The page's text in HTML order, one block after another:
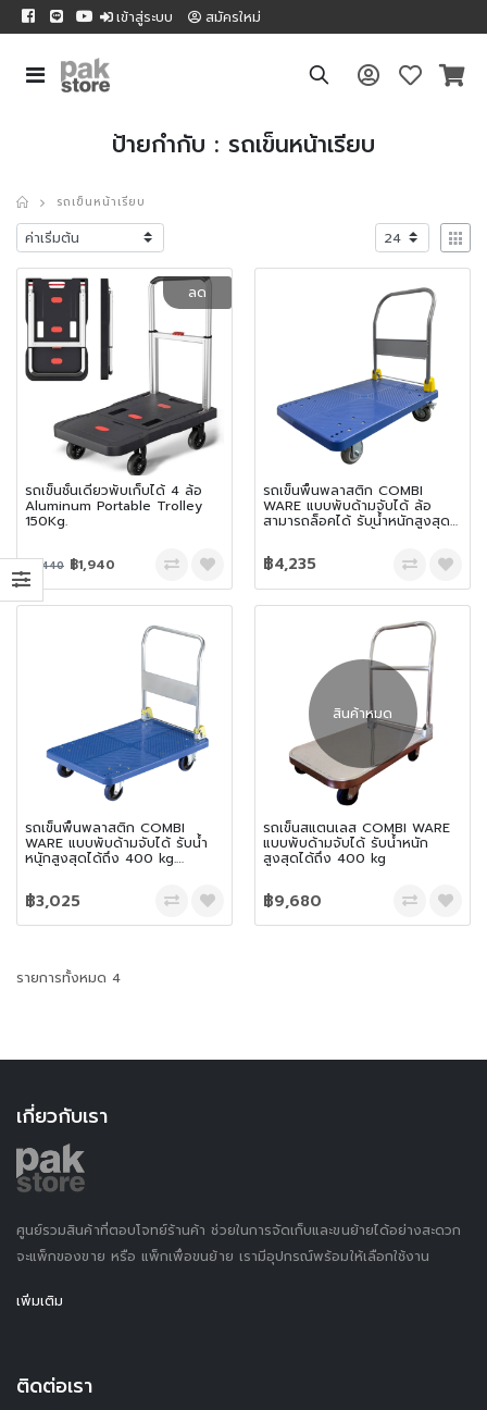
เข้าสู่ระบบ สมัครใหม่
ป้ายกำกับ : รถเข็นหน้าเรียบ
รถเข็นหน้าเรียบ
ลด
รถเข็นชั้นเดียวพับเก็บได้ 4 ล้อ
Aluminum Portable Trolley
150Kg.
฿2,440 ฿1,940
รถเข็นพื้นพลาสติก COMBI
WARE แบบพับด้ามจับได้ ล้อ
สามารถล็อคได้ รับน้ำหนักสูงสุด
฿4,235
รถเข็นพื้นพลาสติก COMBI
WARE แบบพับด้ามจับได้ รับน้ำ
หนักสูงสุดได้ถึง 400 kg.
฿3,025
สินค้าหมด
รถเข็นสแตนเลส COMBI WARE
แบบพับด้ามจับได้ รับน้ำหนัก
สูงสุดได้ถึง 400 kg
฿9,680
รายการทั้งหมด 4
เกี่ยวกับเรา
ศูนย์รวมสินค้าที่ตอบโจทย์ร้านค้า ช่วยในการจัดเก็บและขนย้ายได้อย่างสะดวก
จะแพ็กของขาย หรือ แพ็กเพื่อขนย้าย เรามีอุปกรณ์พร้อมให้เลือกใช้งาน
เพิ่มเติม
ติดต่อเรา